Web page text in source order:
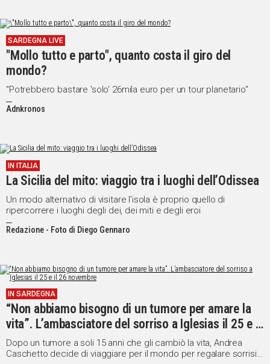
SARDEGNA LIVE
"Mollo tutto e parto", quanto costa il giro del
mondo?
"Potrebbero bastare 'solo' 26mila euro per un tour planetario"
Adnkronos
IN ITALIA
La Sicilia del mito: viaggio tra i luoghi dell’Odissea
Un modo alternativo di visitare l’isola è proprio quello di
ripercorrere i luoghi degli dei, dei miti e degli eroi
Redazione - Foto di Diego Gennaro
IN SARDEGNA
“Non abbiamo bisogno di un tumore per amare la
vita”. L’ambasciatore del sorriso a Iglesias il 25 e il
26 novembre
Dopo un tumore a soli 15 anni che gli cambiò la vita, Andrea
Caschetto decide di viaggiare per il mondo per regalare sorrisi